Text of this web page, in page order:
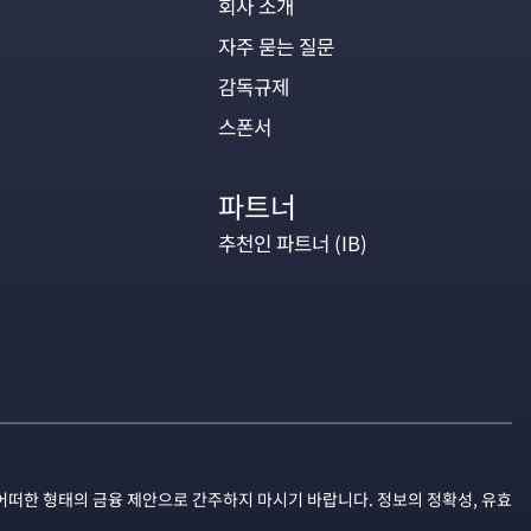
회사 소개
자주 묻는 질문
감독규제
스폰서
파트너
추천인 파트너 (IB)
한 형태의 금융 제안으로 간주하지 마시기 바랍니다. 정보의 정확성, 유효